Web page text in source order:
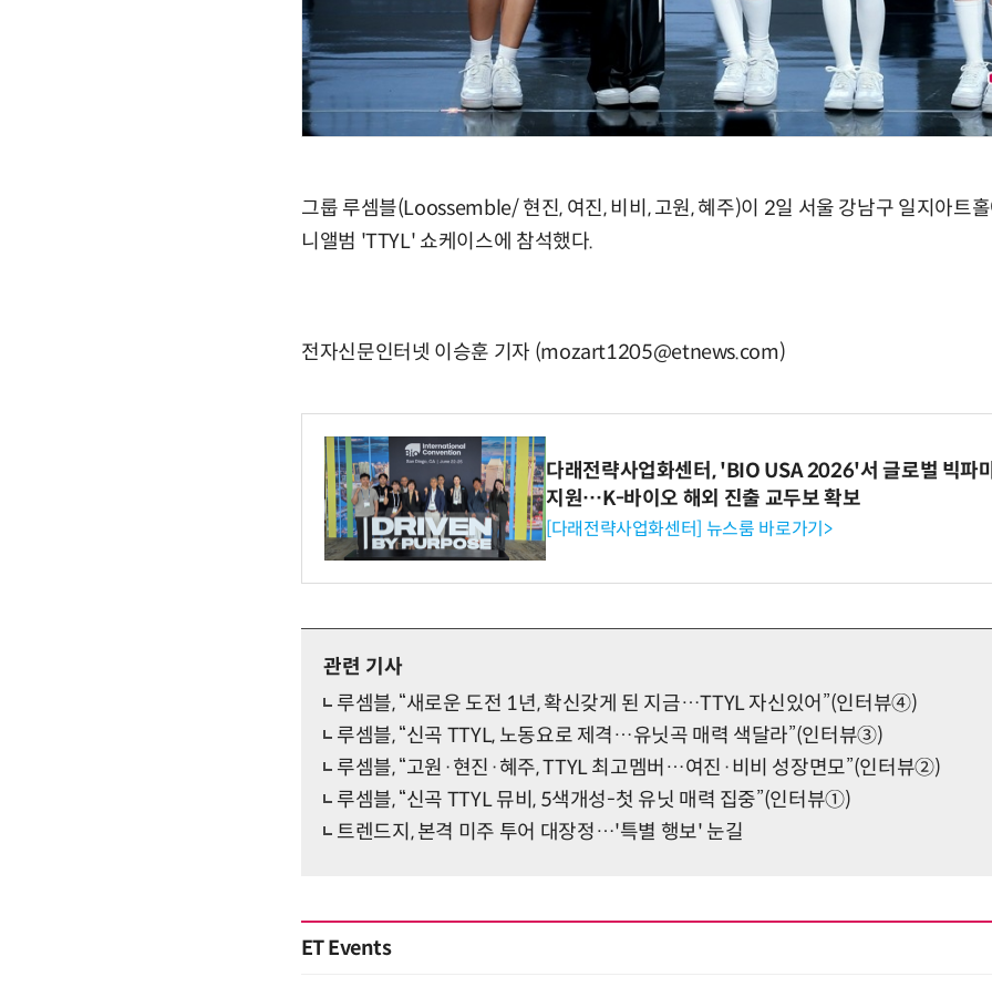
그룹 루셈블(Loossemble/ 현진, 여진, 비비, 고원, 혜주)이 2일 서울 강남구 일지아트홀
니앨범 'TTYL' 쇼케이스에 참석했다.
전자신문인터넷 이승훈 기자 (mozart1205@etnews.com)
다래전략사업화센터, 'BIO USA 2026'서 글로벌 빅파
지원…K-바이오 해외 진출 교두보 확보
[다래전략사업화센터] 뉴스룸 바로가기>
관련 기사
루셈블, “새로운 도전 1년, 확신갖게 된 지금…TTYL 자신있어”(인터뷰④)
루셈블, “신곡 TTYL, 노동요로 제격…유닛곡 매력 색달라”(인터뷰③)
루셈블, “고원·현진·혜주, TTYL 최고멤버…여진·비비 성장면모”(인터뷰②)
루셈블, “신곡 TTYL 뮤비, 5색개성-첫 유닛 매력 집중”(인터뷰①)
트렌드지, 본격 미주 투어 대장정…'특별 행보' 눈길
ET Events